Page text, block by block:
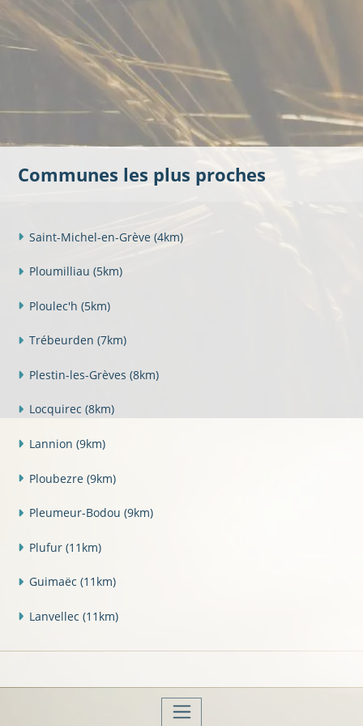
Communes les plus proches
Saint-Michel-en-Grève (4km)
Ploumilliau (5km)
Ploulec'h (5km)
Trébeurden (7km)
Plestin-les-Grèves (8km)
Locquirec (8km)
Lannion (9km)
Ploubezre (9km)
Pleumeur-Bodou (9km)
Plufur (11km)
Guimaëc (11km)
Lanvellec (11km)